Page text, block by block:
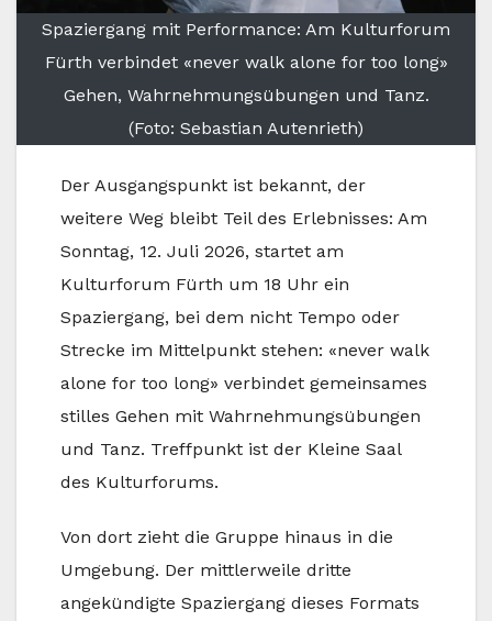
Spaziergang mit Performance: Am Kulturforum
Fürth verbindet «never walk alone for too long»
Gehen, Wahrnehmungsübungen und Tanz.
(Foto: Sebastian Autenrieth)
Der Ausgangspunkt ist bekannt, der
weitere Weg bleibt Teil des Erlebnisses: Am
Sonntag, 12. Juli 2026, startet am
Kulturforum Fürth um 18 Uhr ein
Spaziergang, bei dem nicht Tempo oder
Strecke im Mittelpunkt stehen: «never walk
alone for too long» verbindet gemeinsames
stilles Gehen mit Wahrnehmungsübungen
und Tanz. Treffpunkt ist der Kleine Saal
des Kulturforums.
Von dort zieht die Gruppe hinaus in die
Umgebung. Der mittlerweile dritte
angekündigte Spaziergang dieses Formats